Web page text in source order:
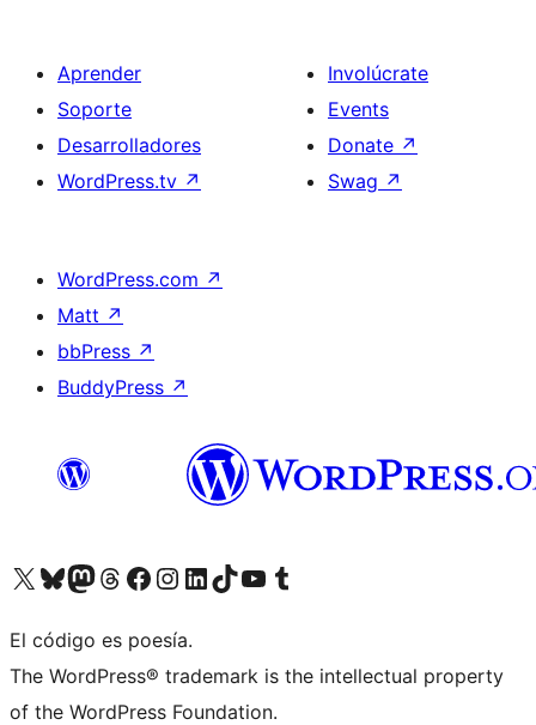
Aprender
Soporte
Desarrolladores
WordPress.tv ↗
Involúcrate
Events
Donate ↗
Swag ↗
WordPress.com ↗
Matt ↗
bbPress ↗
BuddyPress ↗
Visit our X (formerly Twitter) account
Visit our Bluesky account
Visit our Mastodon account
Visit our Threads account
Visita nuestra página de Facebook
Visita nuestra cuenta de Instagram
Visita nuestra cuenta de LinkedIn
Visit our TikTok account
Visita nuestro canal de YouTube
Visit our Tumblr account
El código es poesía.
The WordPress® trademark is the intellectual property
of the WordPress Foundation.